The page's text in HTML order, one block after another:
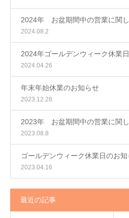
2024年 お盆期間中の営業に関
2024.08.2
2024年ゴールデンウィーク休業
2024.04.26
年末年始休業のお知らせ
2023.12.28
2023年 お盆期間中の営業に関
2023.08.8
ゴールデンウィーク休業日のお
2023.04.16
最近の記事